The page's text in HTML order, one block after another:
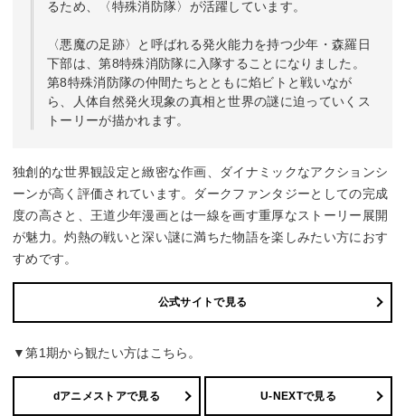
るため、〈特殊消防隊〉が活躍しています。
〈悪魔の足跡〉と呼ばれる発火能力を持つ少年・森羅日
下部は、第8特殊消防隊に入隊することになりました。
第8特殊消防隊の仲間たちとともに焰ビトと戦いなが
ら、人体自然発火現象の真相と世界の謎に迫っていくス
トーリーが描かれます。
独創的な世界観設定と緻密な作画、ダイナミックなアクションシ
ーンが高く評価されています。ダークファンタジーとしての完成
度の高さと、王道少年漫画とは一線を画す重厚なストーリー展開
が魅力。灼熱の戦いと深い謎に満ちた物語を楽しみたい方におす
すめです。
公式サイトで見る
▼第1期から観たい方はこちら。
dアニメストアで見る U-NEXTで見る